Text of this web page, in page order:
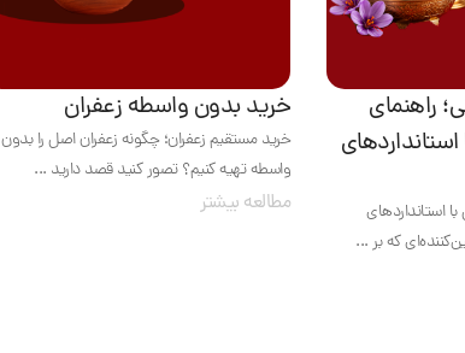
راهنمای
استانداردهای
که بر ...
خرید بدون واسطه زعفران
خرید مستقیم زعفران؛ چگونه زعفران اصل را بدون
واسطه تهیه کنیم؟ تصور کنید قصد دارید ...
مطالعه بیشتر